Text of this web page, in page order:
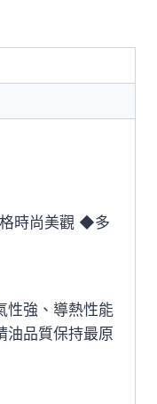
時尚美觀 ◆多
性強、導熱性能
油品質保持最原